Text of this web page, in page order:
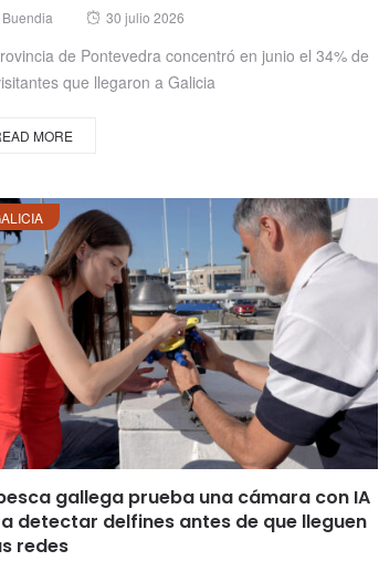
Posted
30 julio 2026
de Pontevedra concentró en junio el 34% de
que llegaron a Galicia
MORE
gallega prueba una cámara con IA
detectar delfines antes de que lleguen
redes